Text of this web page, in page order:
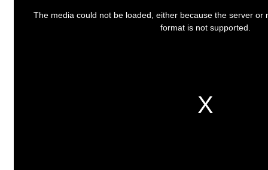
The media could not be loaded, either because the server or
format is not supported.